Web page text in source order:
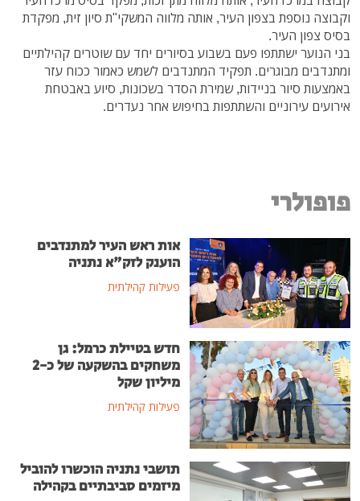
וקבוצה נוספת בצפון העיר, אותה מלווה המשקי"ת סיון זית, מפקדת
בסיס צפון העיר.
בני הנוער ישתתפו פעם בשבוע בסיורים יחד עם שוטרים קהילתיים
ומתנדבים מבוגרים. תפקיד המתנדבים לשמש כאמור ככוח עזר
באמצעות סיור בניידות, שמירת הסדר בשכונות, סיוע באבטחת
אירועים עירוניים והשתתפות בחיפוש אחר נעדרים.
פופולרי
אות ראש העיר למתנדבים
הוענק לזק"א נתניה
פעילות קהילתית
חדש בטיילת כרמל: גן
משחקים בהשקעה של כ-2
מיליון שקל
פעילות קהילתית
תושבי נתניה הוכשרו להוביל
מיזמים סביבתיים בקהילה